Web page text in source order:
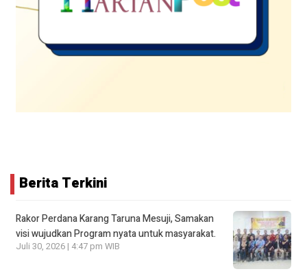
Berita Terkini
Rakor Perdana Karang Taruna Mesuji, Samakan
visi wujudkan Program nyata untuk masyarakat.
Juli 30, 2026 | 4:47 pm WIB